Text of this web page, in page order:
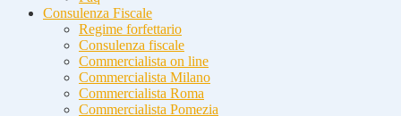
Consulenza Fiscale
Regime forfettario
Consulenza fiscale
Commercialista on line
Commercialista Milano
Commercialista Roma
Commercialista Pomezia